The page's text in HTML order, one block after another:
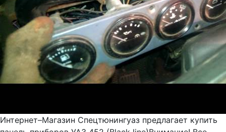
Интернет–Магазин Спецтюнингуаз предлагает купить